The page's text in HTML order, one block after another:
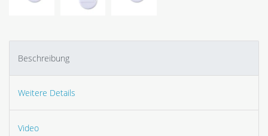
Beschreibung
Weitere Details
Video